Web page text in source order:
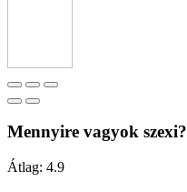
Mennyire vagyok szexi?
Átlag: 4.9